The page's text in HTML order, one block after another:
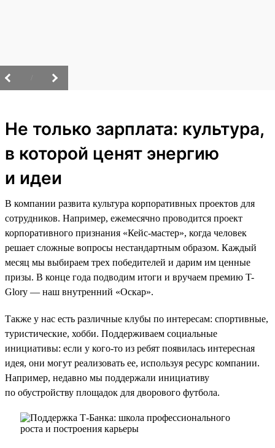
Не только зарплата: культура,
в которой ценят энергию
и идеи
В компании развита культура корпоративных проектов для
сотрудников. Например, ежемесячно проводится проект
корпоративного признания «Кейс-мастер», когда человек
решает сложные вопросы нестандартным образом. Каждый
месяц мы выбираем трех победителей и дарим им ценные
призы. В конце года подводим итоги и вручаем премию T-
Glory — наш внутренний «Оскар».
Также у нас есть различные клубы по интересам: спортивные,
туристические, хобби. Поддерживаем социальные
инициативы: если у кого-то из ребят появилась интересная
идея, они могут реализовать ее, используя ресурс компании.
Например, недавно мы поддержали инициативу
по обустройству площадок для дворового футбола.